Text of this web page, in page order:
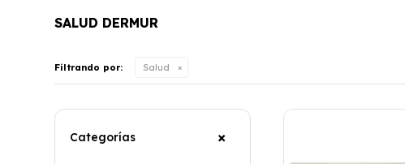
SALUD DERMUR
Filtrando por: Salud
Categorías